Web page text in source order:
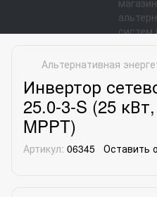
Альтернативная
Инвертор
25.0-3-S (25
MPPT)
Артикул: 06345 Оставить